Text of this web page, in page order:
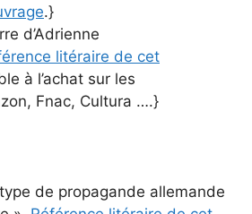
.}
d’Adrienne
litéraire de cet
à l’achat sur les
Fnac, Cultura ….}
de propagande allemande